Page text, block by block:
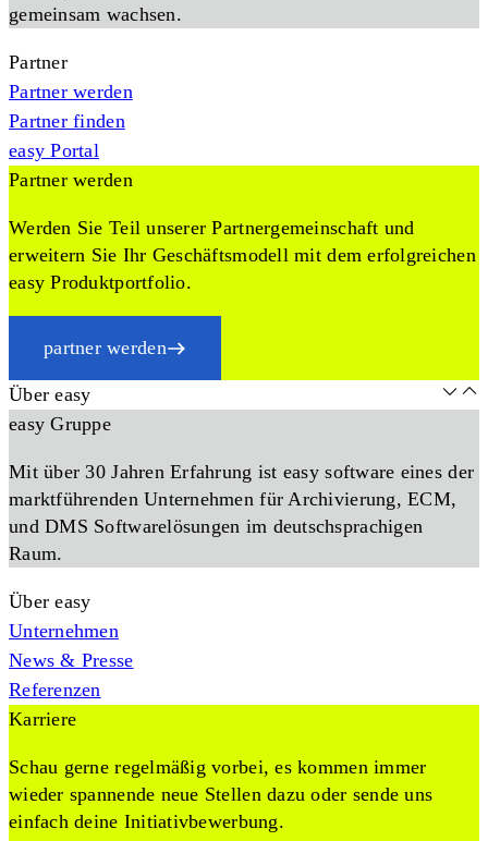
gemeinsam wachsen.
Partner
Partner werden
Partner finden
easy Portal
Partner werden
Werden Sie Teil unserer Partnergemeinschaft und
erweitern Sie Ihr Geschäftsmodell mit dem erfolgreichen
easy Produktportfolio.
partner werden
Über easy
easy Gruppe
Mit über 30 Jahren Erfahrung ist easy software eines der
marktführenden Unternehmen für Archivierung, ECM,
und DMS Softwarelösungen im deutschsprachigen
Raum.
Über easy
Unternehmen
News & Presse
Referenzen
Karriere
Schau gerne regelmäßig vorbei, es kommen immer
wieder spannende neue Stellen dazu oder sende uns
einfach deine Initiativbewerbung.